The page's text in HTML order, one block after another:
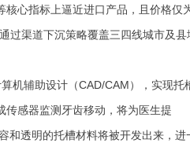
心指标上逼近进口产品，且价格仅
过渠道下沉策略覆盖三四线城市及
机辅助设计（CAD/CAM），实现托
传感器监测牙齿移动，将为医生提
和透明的托槽材料将被开发出来，